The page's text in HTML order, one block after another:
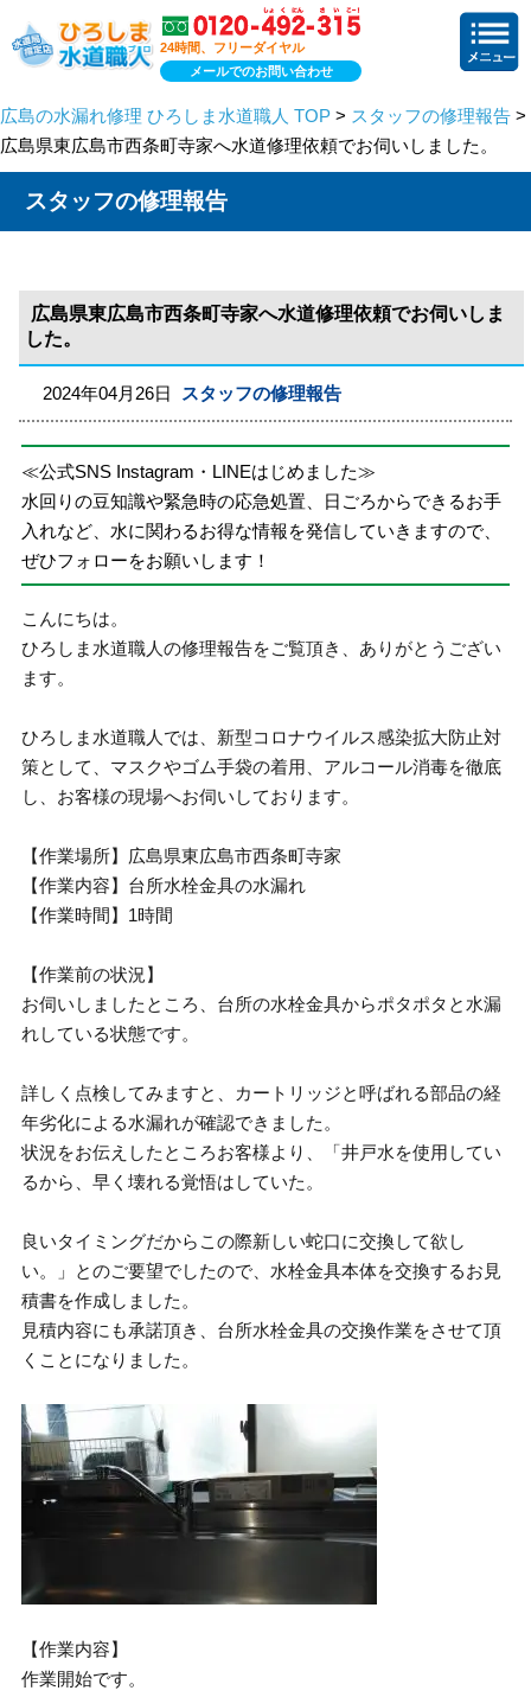
24時間、フリーダイヤル
メールでのお問い合わせ
広島の水漏れ修理 ひろしま水道職人 TOP > スタッフの修理報告 >
広島県東広島市西条町寺家へ水道修理依頼でお伺いしました。
スタッフの修理報告
広島県東広島市西条町寺家へ水道修理依頼でお伺いしま
した。
2024年04月26日 スタッフの修理報告
≪公式SNS Instagram・LINEはじめました≫
水回りの豆知識や緊急時の応急処置、日ごろからできるお手
入れなど、水に関わるお得な情報を発信していきますので、
ぜひフォローをお願いします！
こんにちは。
ひろしま水道職人の修理報告をご覧頂き、ありがとうござい
ます。
ひろしま水道職人では、新型コロナウイルス感染拡大防止対
策として、マスクやゴム手袋の着用、アルコール消毒を徹底
し、お客様の現場へお伺いしております。
【作業場所】広島県東広島市西条町寺家
【作業内容】台所水栓金具の水漏れ
【作業時間】1時間
【作業前の状況】
お伺いしましたところ、台所の水栓金具からポタポタと水漏
れしている状態です。
詳しく点検してみますと、カートリッジと呼ばれる部品の経
年劣化による水漏れが確認できました。
状況をお伝えしたところお客様より、「井戸水を使用してい
るから、早く壊れる覚悟はしていた。
良いタイミングだからこの際新しい蛇口に交換して欲し
い。」とのご要望でしたので、水栓金具本体を交換するお見
積書を作成しました。
見積内容にも承諾頂き、台所水栓金具の交換作業をさせて頂
くことになりました。
【作業内容】
作業開始です。